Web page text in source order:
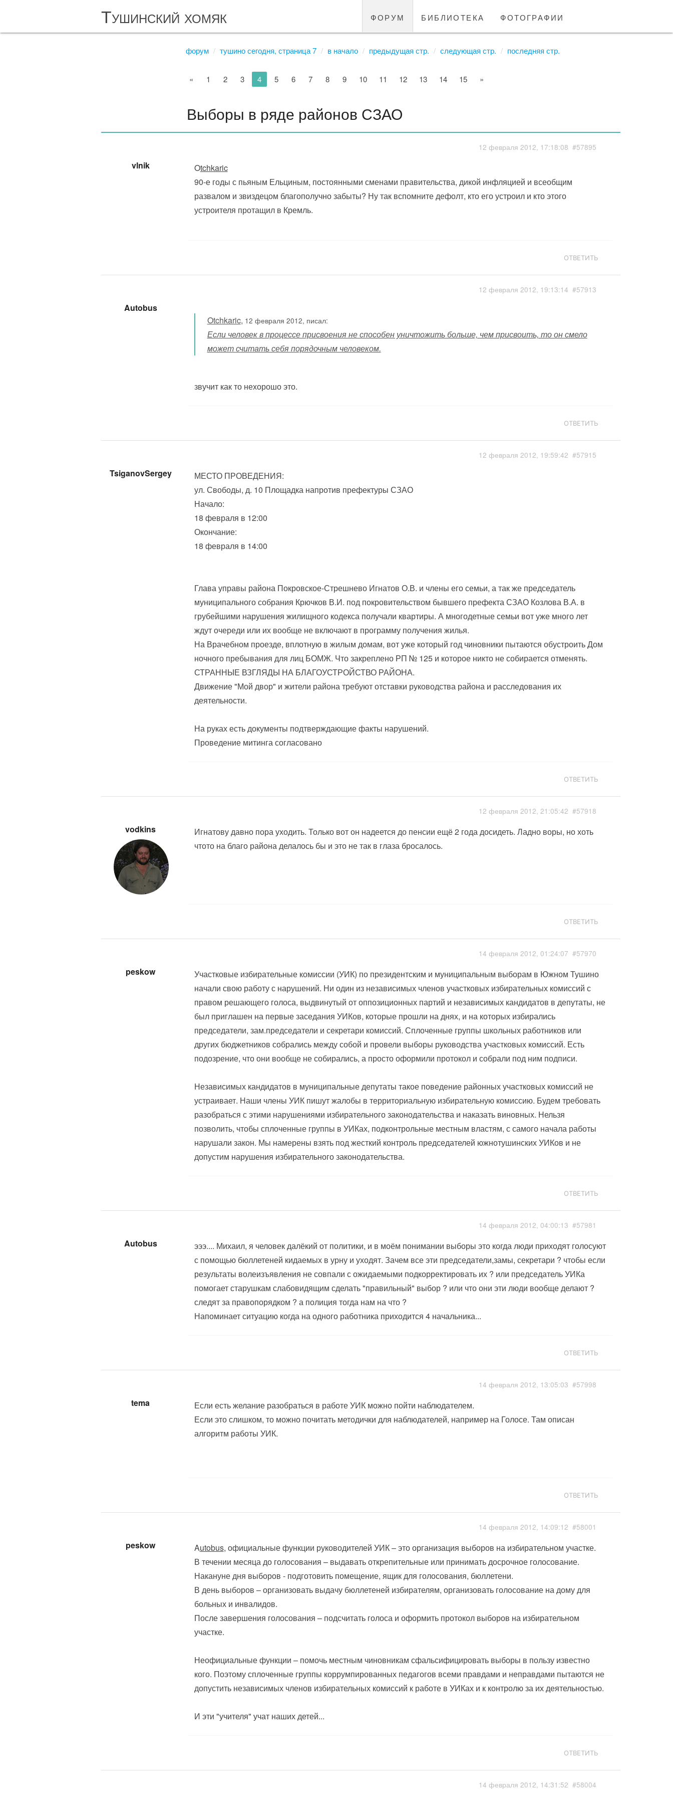
Тушинский хомяк форум библиотека фотографии
форум тушино сегодня, страница 7 в начало предыдущая стр. следующая стр. последняя стр.
« 1 2 3 4 5 6 7 8 9 10 11 12 13 14 15 »
Выборы в ряде районов СЗАО
vlnik
12 февраля 2012, 17:18:08 #57895
Otchkaric
90-е годы с пьяным Ельциным, постоянными сменами правительства, дикой инфляцией и всеобщим
развалом и звиздецом благополучно забыты? Ну так вспомните дефолт, кто его устроил и кто этого
устроителя протащил в Кремль.
ОТВЕТИТЬ
Autobus
12 февраля 2012, 19:13:14 #57913
Otchkaric, 12 февраля 2012, писал:
Если человек в процессе присвоения не способен уничтожить больше, чем присвоить, то он смело
может считать себя порядочным человеком.
звучит как то нехорошо это.
ОТВЕТИТЬ
TsiganovSergey
12 февраля 2012, 19:59:42 #57915
МЕСТО ПРОВЕДЕНИЯ:
ул. Свободы, д. 10 Площадка напротив префектуры СЗАО
Начало:
18 февраля в 12:00
Окончание:
18 февраля в 14:00
Глава управы района Покровское-Стрешнево Игнатов О.В. и члены его семьи, а так же председатель
муниципального собрания Крючков В.И. под покровительством бывшего префекта СЗАО Козлова В.А. в
грубейшими нарушения жилищного кодекса получали квартиры. А многодетные семьи вот уже много лет
ждут очереди или их вообще не включают в программу получения жилья.
На Врачебном проезде, вплотную в жилым домам, вот уже который год чиновники пытаются обустроить Дом
ночного пребывания для лиц БОМЖ. Что закреплено РП № 125 и которое никто не собирается отменять.
СТРАННЫЕ ВЗГЛЯДЫ НА БЛАГОУСТРОЙСТВО РАЙОНА.
Движение "Мой двор" и жители района требуют отставки руководства района и расследования их
деятельности.
На руках есть документы подтверждающие факты нарушений.
Проведение митинга согласовано
ОТВЕТИТЬ
vodkins
12 февраля 2012, 21:05:42 #57918
Игнатову давно пора уходить. Только вот он надеется до пенсии ещё 2 года досидеть. Ладно воры, но хоть
чтото на благо района делалось бы и это не так в глаза бросалось.
ОТВЕТИТЬ
peskow
14 февраля 2012, 01:24:07 #57970
Участковые избирательные комиссии (УИК) по президентским и муниципальным выборам в Южном Тушино
начали свою работу с нарушений. Ни один из независимых членов участковых избирательных комиссий с
правом решающего голоса, выдвинутый от оппозиционных партий и независимых кандидатов в депутаты, не
был приглашен на первые заседания УИКов, которые прошли на днях, и на которых избирались
председатели, зам.председатели и секретари комиссий. Сплоченные группы школьных работников или
других бюджетников собрались между собой и провели выборы руководства участковых комиссий. Есть
подозрение, что они вообще не собирались, а просто оформили протокол и собрали под ним подписи.
Независимых кандидатов в муниципальные депутаты такое поведение районных участковых комиссий не
устраивает. Наши члены УИК пишут жалобы в территориальную избирательную комиссию. Будем требовать
разобраться с этими нарушениями избирательного законодательства и наказать виновных. Нельзя
позволить, чтобы сплоченные группы в УИКах, подконтрольные местным властям, с самого начала работы
нарушали закон. Мы намерены взять под жесткий контроль председателей южнотушинских УИКов и не
допустим нарушения избирательного законодательства.
ОТВЕТИТЬ
Autobus
14 февраля 2012, 04:00:13 #57981
эээ.... Михаил, я человек далёкий от политики, и в моём понимании выборы это когда люди приходят голосуют
с помощью бюллетеней кидаемых в урну и уходят. Зачем все эти председатели,замы, секретари ? чтобы если
результаты волеизъявления не совпали с ожидаемыми подкорректировать их ? или председатель УИКа
помогает старушкам слабовидящим сделать "правильный" выбор ? или что они эти люди вообще делают ?
следят за правопорядком ? а полиция тогда нам на что ?
Напоминает ситуацию когда на одного работника приходится 4 начальника...
ОТВЕТИТЬ
tema
14 февраля 2012, 13:05:03 #57998
Если есть желание разобраться в работе УИК можно пойти наблюдателем.
Если это слишком, то можно почитать методички для наблюдателей, например на Голосе. Там описан
алгоритм работы УИК.
ОТВЕТИТЬ
peskow
14 февраля 2012, 14:09:12 #58001
Autobus, официальные функции руководителей УИК – это организация выборов на избирательном участке.
В течении месяца до голосования – выдавать открепительные или принимать досрочное голосование.
Накануне дня выборов - подготовить помещение, ящик для голосования, бюллетени.
В день выборов – организовать выдачу бюллетеней избирателям, организовать голосование на дому для
больных и инвалидов.
После завершения голосования – подсчитать голоса и оформить протокол выборов на избирательном
участке.
Неофициальные функции – помочь местным чиновникам сфальсифицировать выборы в пользу известно
кого. Поэтому сплоченные группы коррумпированных педагогов всеми правдами и неправдами пытаются не
допустить независимых членов избирательных комиссий к работе в УИКах и к контролю за их деятельностью.
И эти "учителя" учат наших детей...
ОТВЕТИТЬ
14 февраля 2012, 14:31:52 #58004